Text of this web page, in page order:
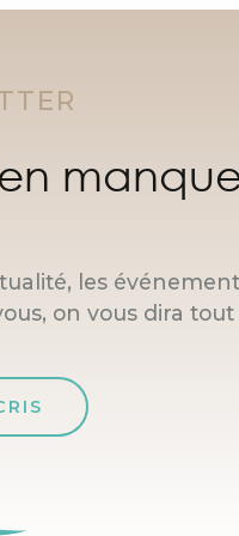
les
on vous dira tout